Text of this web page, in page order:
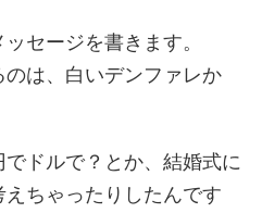
セージを書きます。
は、白いデンファレか
ドルで？とか、結婚式に
ちゃったりしたんです